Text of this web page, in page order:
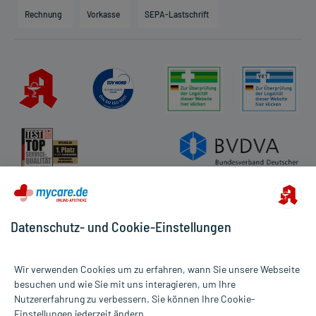
Direktabrechnung PKV
Impressum
Datenschutz
Cookie-Einstellungen
Rückgabe/Widerruf
Rechnung Vorkasse SEPA-Lastschrift
Alle Preise gelten inkl. MwSt., ggf. zzgl. Versandkosten
Datenschutz- und Cookie-Einstellungen
Wir verwenden Cookies um zu erfahren, wann Sie unsere Webseite
besuchen und wie Sie mit uns interagieren, um Ihre
Nutzererfahrung zu verbessern. Sie können Ihre Cookie-
Einstellungen jederzeit ändern.